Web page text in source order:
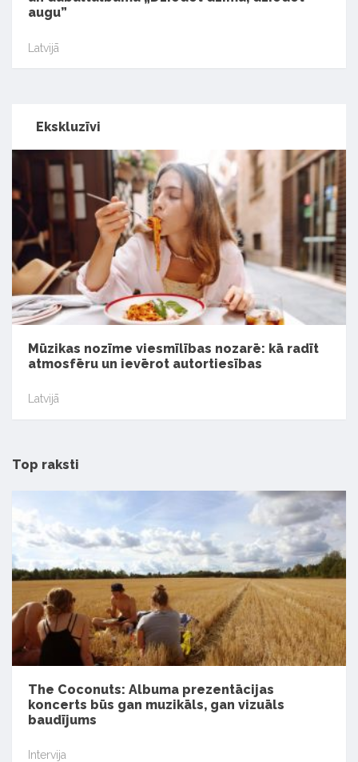
augu”
Latvijā
Ekskluzīvi
Mūzikas nozīme viesmīlības nozarē: kā radīt
atmosfēru un ievērot autortiesības
Latvijā
Top raksti
The Coconuts: Albuma prezentācijas
koncerts būs gan muzikāls, gan vizuāls
baudījums
Intervija